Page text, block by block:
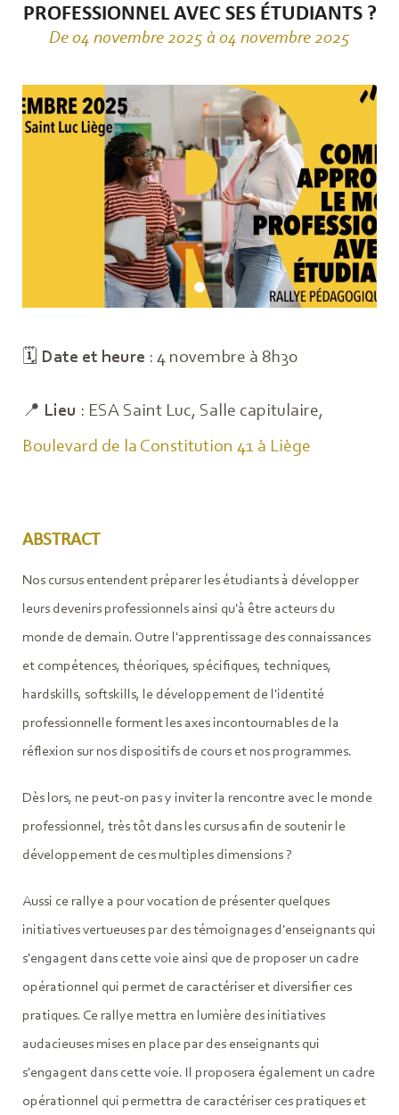
PROFESSIONNEL AVEC SES ÉTUDIANTS ?
De 04 novembre 2025 à 04 novembre 2025
🗓️ Date et heure : 4 novembre à 8h30
📍 Lieu : ESA Saint Luc, Salle capitulaire,
Boulevard de la Constitution 41 à Liège
ABSTRACT
Nos cursus entendent préparer les étudiants à développer
leurs devenirs professionnels ainsi qu'à être acteurs du
monde de demain. Outre l'apprentissage des connaissances
et compétences, théoriques, spécifiques, techniques,
hardskills, softskills, le développement de l'identité
professionnelle forment les axes incontournables de la
réflexion sur nos dispositifs de cours et nos programmes. ​
Dès lors, ne peut-on pas y inviter la rencontre avec le monde
professionnel, très tôt dans les cursus afin de soutenir le
développement de ces multiples dimensions ? ​
Aussi ce rallye a pour vocation de présenter quelques
initiatives vertueuses par des témoignages d'enseignants qui
s'engagent dans cette voie ainsi que de proposer un cadre
opérationnel qui permet de caractériser et diversifier ces
pratiques. Ce rallye mettra en lumière des initiatives
audacieuses mises en place par des enseignants qui
s'engagent dans cette voie. Il proposera également un cadre
opérationnel qui permettra de caractériser ces pratiques et